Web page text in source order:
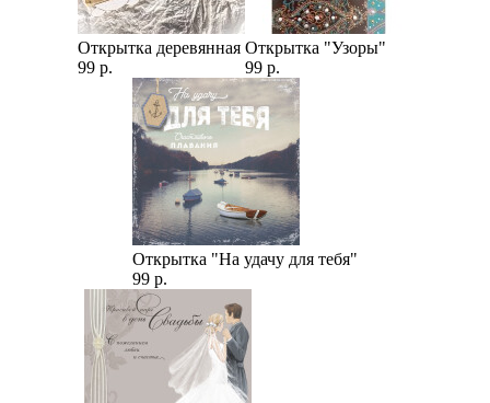
Открытка деревянная
99 р.
Открытка "Узоры"
99 р.
Открытка "На удачу для тебя"
99 р.